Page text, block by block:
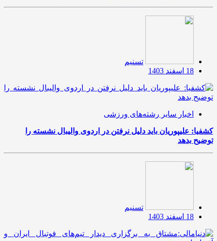
تسنیم
18 اسفند 1403
اخبار سایر رشته‌های ورزشی
کشفیا: علیپوریان باید دلیل نرفتن در اردوی والیبال نشسته را
توضیح بدهد
تسنیم
18 اسفند 1403